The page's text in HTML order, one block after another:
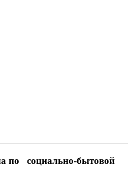
по социально-бытовой